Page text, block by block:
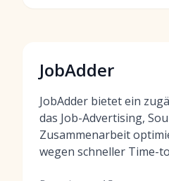
JobAdder
JobAdder bietet ein
das Job-Advertising,
Zusammenarbeit
wegen schneller Time-